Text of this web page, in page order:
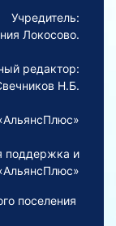
Учредитель:
Локосово.
редактор:
Н.Б.
поддержка и
поселения